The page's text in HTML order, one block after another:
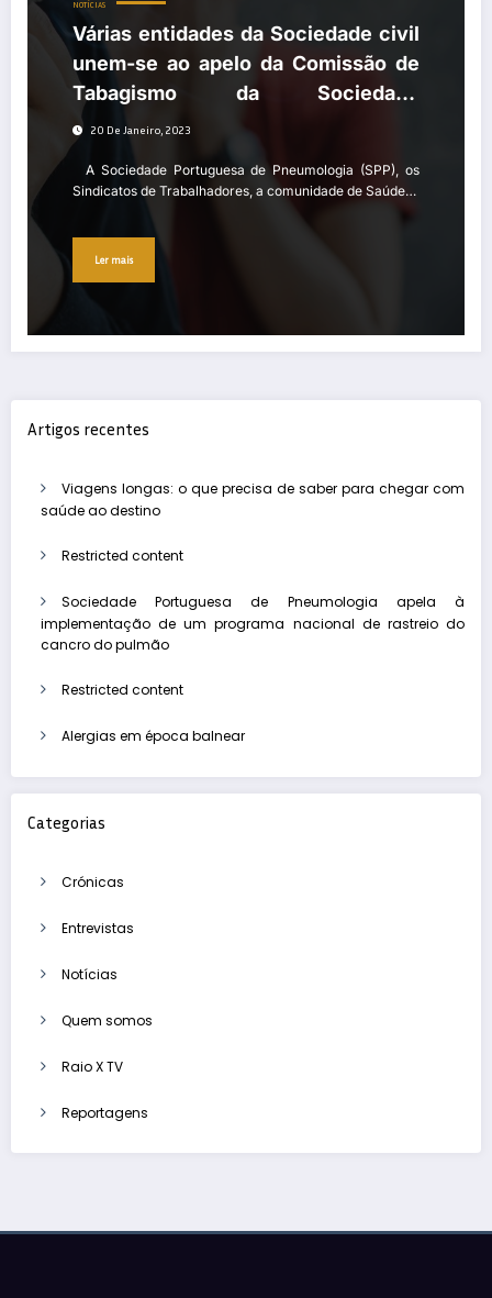
NOTÍCIAS
Várias entidades da Sociedade civil
unem-se ao apelo da Comissão de
Tabagismo da Sociedade
Portuguesa de Pneumologia para a
face aos riscos da exposição ao
20 De Janeiro, 2023
A Sociedade Portuguesa de Pneumologia (SPP), os
Sindicatos de Trabalhadores, a comunidade de Saúde…
Ler mais
Artigos recentes
Viagens longas: o que precisa de saber para chegar com
saúde ao destino
Restricted content
Sociedade Portuguesa de Pneumologia apela à
implementação de um programa nacional de rastreio do
cancro do pulmão
Restricted content
Alergias em época balnear
Categorias
Crónicas
Entrevistas
Notícias
Quem somos
Raio X TV
Reportagens